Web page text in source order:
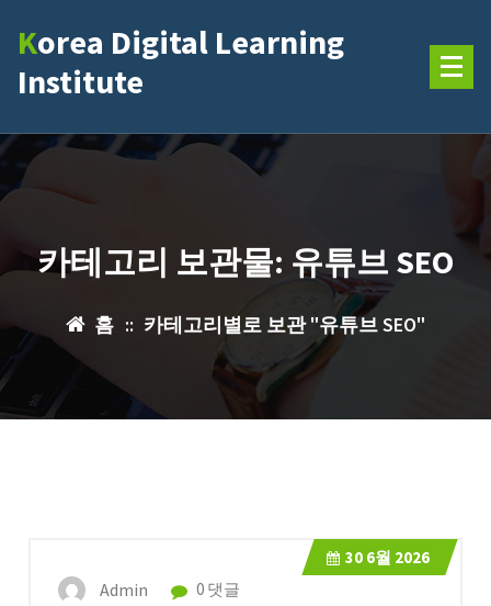
너
기
Korea Digital Learning
Institute
카테고리 보관물: 유튜브 SEO
홈 :: 카테고리별로 보관 "유튜브 SEO"
30 6월 2026
Admin 0 댓글